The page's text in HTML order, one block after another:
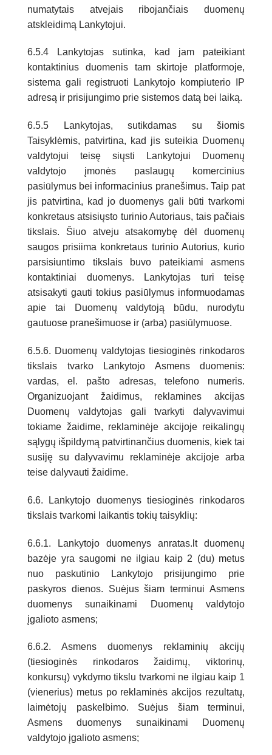
numatytais atvejais ribojančiais duomenų
atskleidimą Lankytojui.
6.5.4 Lankytojas sutinka, kad jam pateikiant
kontaktinius duomenis tam skirtoje platformoje,
sistema gali registruoti Lankytojo kompiuterio IP
adresą ir prisijungimo prie sistemos datą bei laiką.
6.5.5 Lankytojas, sutikdamas su šiomis
Taisyklėmis, patvirtina, kad jis suteikia Duomenų
valdytojui teisę siųsti Lankytojui Duomenų
valdytojo įmonės paslaugų komercinius
pasiūlymus bei informacinius pranešimus. Taip pat
jis patvirtina, kad jo duomenys gali būti tvarkomi
konkretaus atsisiųsto turinio Autoriaus, tais pačiais
tikslais. Šiuo atveju atsakomybę dėl duomenų
saugos prisiima konkretaus turinio Autorius, kurio
parsisiuntimo tikslais buvo pateikiami asmens
kontaktiniai duomenys. Lankytojas turi teisę
atsisakyti gauti tokius pasiūlymus informuodamas
apie tai Duomenų valdytoją būdu, nurodytu
gautuose pranešimuose ir (arba) pasiūlymuose.
6.5.6. Duomenų valdytojas tiesioginės rinkodaros
tikslais tvarko Lankytojo Asmens duomenis:
vardas, el. pašto adresas, telefono numeris.
Organizuojant žaidimus, reklamines akcijas
Duomenų valdytojas gali tvarkyti dalyvavimui
tokiame žaidime, reklaminėje akcijoje reikalingų
sąlygų išpildymą patvirtinančius duomenis, kiek tai
susiję su dalyvavimu reklaminėje akcijoje arba
teise dalyvauti žaidime.
6.6. Lankytojo duomenys tiesioginės rinkodaros
tikslais tvarkomi laikantis tokių taisyklių:
6.6.1. Lankytojo duomenys anratas.lt duomenų
bazėje yra saugomi ne ilgiau kaip 2 (du) metus
nuo paskutinio Lankytojo prisijungimo prie
paskyros dienos. Suėjus šiam terminui Asmens
duomenys sunaikinami Duomenų valdytojo
įgalioto asmens;
6.6.2. Asmens duomenys reklaminių akcijų
(tiesioginės rinkodaros žaidimų, viktorinų,
konkursų) vykdymo tikslu tvarkomi ne ilgiau kaip 1
(vienerius) metus po reklaminės akcijos rezultatų,
laimėtojų paskelbimo. Suėjus šiam terminui,
Asmens duomenys sunaikinami Duomenų
valdytojo įgalioto asmens;